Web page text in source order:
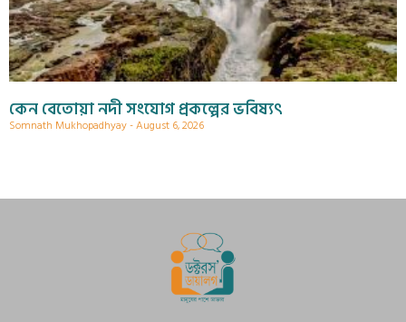
কেন বেতোয়া নদী সংযোগ প্রকল্পের ভবিষ্যৎ
Somnath Mukhopadhyay August 6, 2026